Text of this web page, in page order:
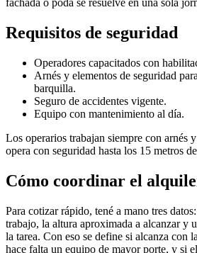
fachada o poda se resuelve en una sola
Requisitos de seguridad
Operadores capacitados con
Arnés y elementos de seguridad
barquilla.
Seguro de accidentes vigente.
Equipo con mantenimiento al día.
Los operarios trabajan siempre con arnés
opera con seguridad hasta los 15 metros
Cómo coordinar el
Para cotizar rápido, tené a mano tres
trabajo, la altura aproximada a alcanzar y
la tarea. Con eso se define si alcanza con
hace falta un equipo de mayor porte, y si